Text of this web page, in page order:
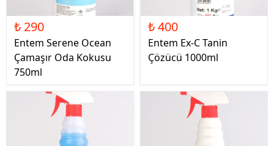
₺ 290
Entem Serene Ocean
Çamaşır Oda Kokusu
750ml
₺ 400
Entem Ex-C Tanin
Çözücü 1000ml